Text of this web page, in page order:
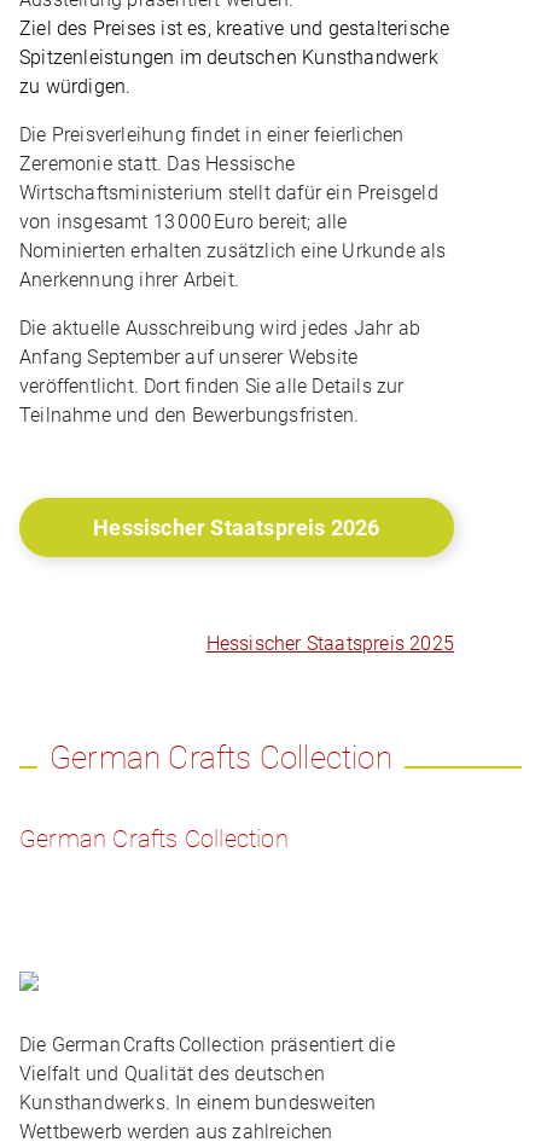
Ziel des Preises ist es, kreative und gestalterische
Spitzenleistungen im deutschen Kunsthandwerk
zu würdigen.
Die Preisverleihung findet in einer feierlichen
Zeremonie statt. Das Hessische
Wirtschaftsministerium stellt dafür ein Preisgeld
von insgesamt 13 000 Euro bereit; alle
Nominierten erhalten zusätzlich eine Urkunde als
Anerkennung ihrer Arbeit.
Die aktuelle Ausschreibung wird jedes Jahr ab
Anfang September auf unserer Website
veröffentlicht. Dort finden Sie alle Details zur
Teilnahme und den Bewerbungsfristen.
Hessischer Staatspreis 2026
Hessischer Staatspreis 2025
German Crafts Collection
German Crafts Collection
Die German Crafts Collection präsentiert die
Vielfalt und Qualität des deutschen
Kunsthandwerks. In einem bundesweiten
Wettbewerb werden aus zahlreichen